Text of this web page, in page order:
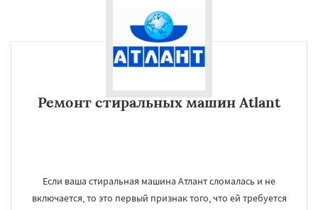
Ремонт стиральных машин Atlant
Если ваша стиральная машина Атлант сломалась и не
включается, то это первый признак того, что ей требуется